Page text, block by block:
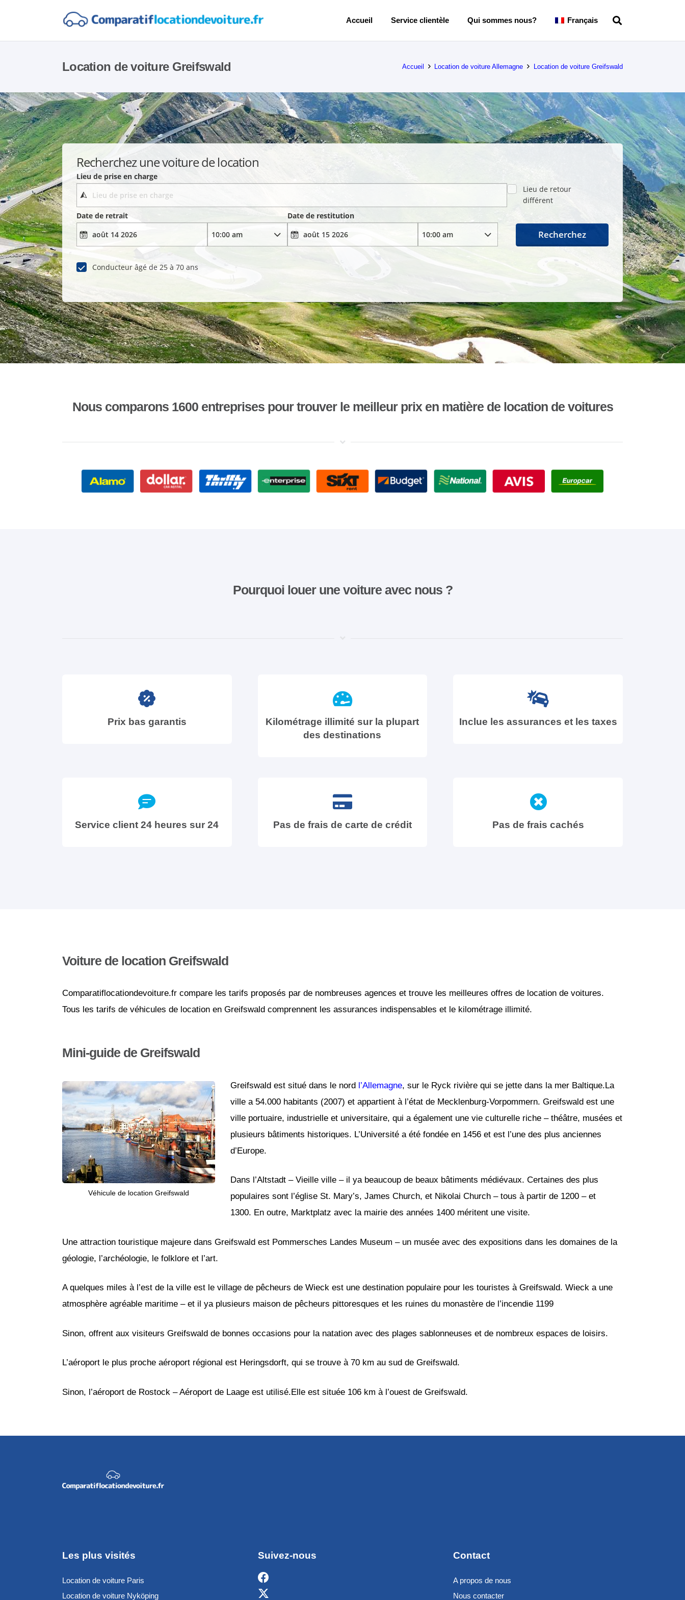
Accueil Service clientèle Qui sommes nous? Français
Location de voiture Greifswald Accueil Location de voiture Allemagne Location de voiture Greifswald
Recherchez une voiture de location
Lieu de prise en charge
Lieu de retour
différent
Date de retrait
Date de restitution
Conducteur âgé de 25 à 70 ans
Recherchez
Nous comparons 1600 entreprises pour trouver le meilleur prix en matière de location de voitures
Pourquoi louer une voiture avec nous ?
Prix bas garantis
Kilométrage illimité sur la plupart
des destinations
Inclue les assurances et les taxes
Service client 24 heures sur 24 Pas de frais de carte de crédit Pas de frais cachés
Voiture de location Greifswald
Comparatiflocationdevoiture.fr compare les tarifs proposés par de nombreuses agences et trouve les meilleures offres de location de voitures.
Tous les tarifs de véhicules de location en Greifswald comprennent les assurances indispensables et le kilométrage illimité.
Mini-guide de Greifswald
Véhicule de location Greifswald
Greifswald est situé dans le nord l’Allemagne, sur le Ryck rivière qui se jette dans la mer Baltique.La
ville a 54.000 habitants (2007) et appartient à l’état de Mecklenburg-Vorpommern. Greifswald est une
ville portuaire, industrielle et universitaire, qui a également une vie culturelle riche – théâtre, musées et
plusieurs bâtiments historiques. L’Université a été fondée en 1456 et est l’une des plus anciennes
d’Europe.
Dans l’Altstadt – Vieille ville – il ya beaucoup de beaux bâtiments médiévaux. Certaines des plus
populaires sont l’église St. Mary’s, James Church, et Nikolai Church – tous à partir de 1200 – et
1300. En outre, Marktplatz avec la mairie des années 1400 méritent une visite.
Une attraction touristique majeure dans Greifswald est Pommersches Landes Museum – un musée avec des expositions dans les domaines de la
géologie, l’archéologie, le folklore et l’art.
A quelques miles à l’est de la ville est le village de pêcheurs de Wieck est une destination populaire pour les touristes à Greifswald. Wieck a une
atmosphère agréable maritime – et il ya plusieurs maison de pêcheurs pittoresques et les ruines du monastère de l’incendie 1199
Sinon, offrent aux visiteurs Greifswald de bonnes occasions pour la natation avec des plages sablonneuses et de nombreux espaces de loisirs.
L’aéroport le plus proche aéroport régional est Heringsdorft, qui se trouve à 70 km au sud de Greifswald.
Sinon, l’aéroport de Rostock – Aéroport de Laage est utilisé.Elle est située 106 km à l’ouest de Greifswald.
Les plus visités
Location de voiture Paris
Location de voiture Nyköping
Suivez-nous Contact
A propos de nous
Nous contacter